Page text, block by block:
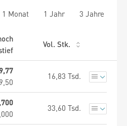
1 Monat 1 Jahr 3 Jahre
Vol. Stk.
9,50
16,83 Tsd.
33,60 Tsd.